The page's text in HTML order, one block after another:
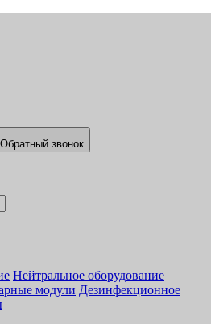
Обратный звонок
Нейтральное оборудование
модули Дезинфекционное